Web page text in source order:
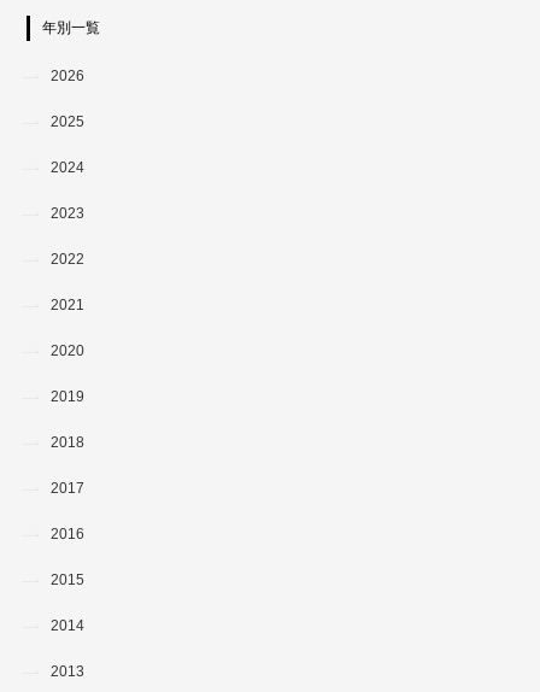
年別一覧
2026
2025
2024
2023
2022
2021
2020
2019
2018
2017
2016
2015
2014
2013